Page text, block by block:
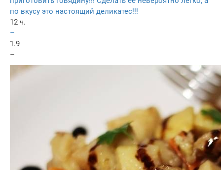
по вкусу это настоящий деликатес!!!
12 ч.
–
1.9
–